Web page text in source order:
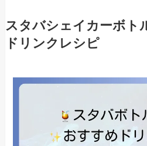
スタバシェイカーボト
ドリンクレシピ